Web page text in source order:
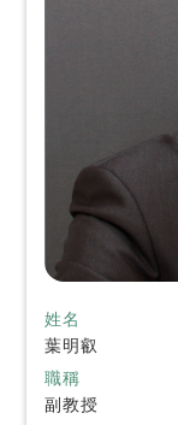
姓名
葉明叡
職稱
副教授